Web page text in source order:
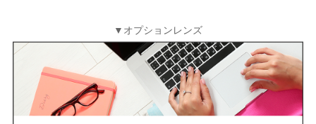
▼オプションレンズ